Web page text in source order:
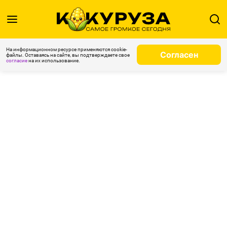
На информационном ресурсе применяются cookie-
файлы. Оставаясь на сайте, вы подтверждаете свое
согласиена их использование.
Согласен